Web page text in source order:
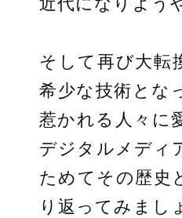
そして再び大転
希少な技術とな
惹かれる人々に
デジタルメディ
ためてその歴史
り返ってみまし